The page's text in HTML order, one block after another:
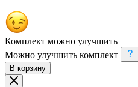
Комплект можно улучшить
Можно улучшить комплект
В корзину